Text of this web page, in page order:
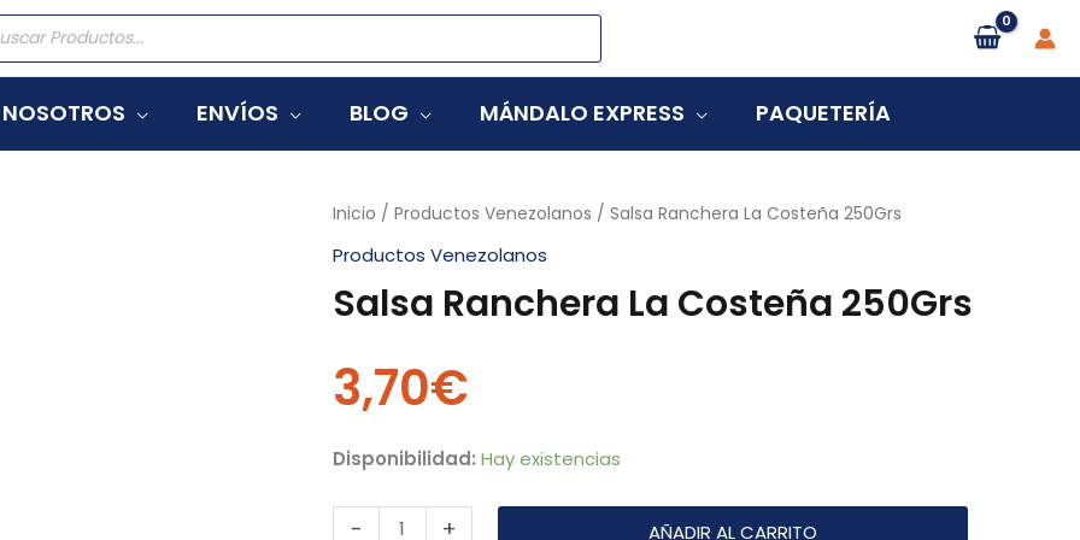
NOSOTROS ENVÍOS BLOG MÁNDALO EXPRESS PAQUETERÍA
Inicio /Productos Venezolanos / Salsa Ranchera La Costeña 250Grs
Productos Venezolanos
Salsa Ranchera La Costeña 250Grs
3,70€
Disponibilidad: Hay existencias
-
Salsa
Ranchera
Costeña
cantidad
+ AÑADIR AL CARRITO